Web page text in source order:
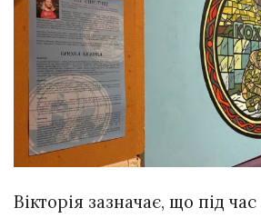
Вікторія зазначає, що під